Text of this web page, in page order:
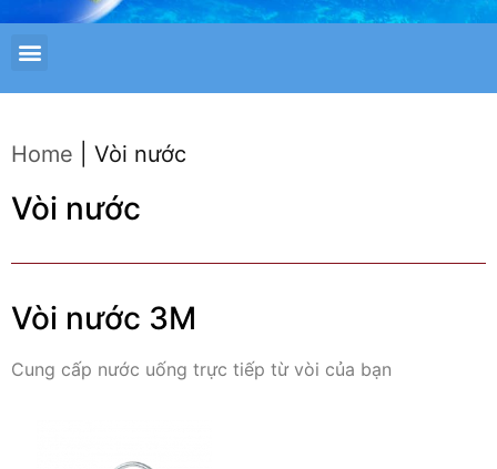
Home Vòi nước
Vòi nước
Vòi nước 3M
Cung cấp nước uống trực tiếp từ vòi của bạn